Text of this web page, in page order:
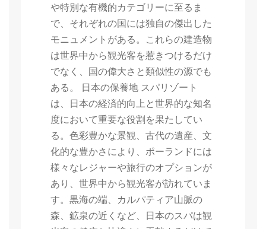
や特別な有機的カテゴリーに至るま
で、それぞれの国には独自の傑出した
モニュメントがある。これらの建造物
は世界中から観光客を惹きつけるだけ
でなく、国の偉大さと類似性の源でも
ある。 日本の保養地 スパリゾート
は、日本の経済的向上と世界的な知名
度において重要な役割を果たしてい
る。色彩豊かな景観、古代の遺産、文
化的な豊かさにより、ポーランドには
様々なレジャーや旅行のオプションが
あり、世界中から観光客が訪れていま
す。黒海の端、カルパティア山脈の
森、鉱泉の近くなど、日本のスパは観